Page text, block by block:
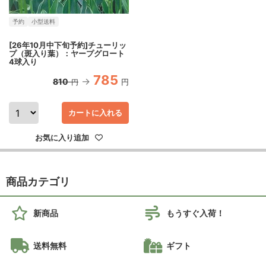
予約 小型送料
[26年10月中下旬予約]チューリッ
プ（斑入り葉）：ヤープグロート
4球入り
810 円 785 円
お気に入り追加
カートに入れる
商品カテゴリ
新商品 もうすぐ入荷！
送料無料 ギフト